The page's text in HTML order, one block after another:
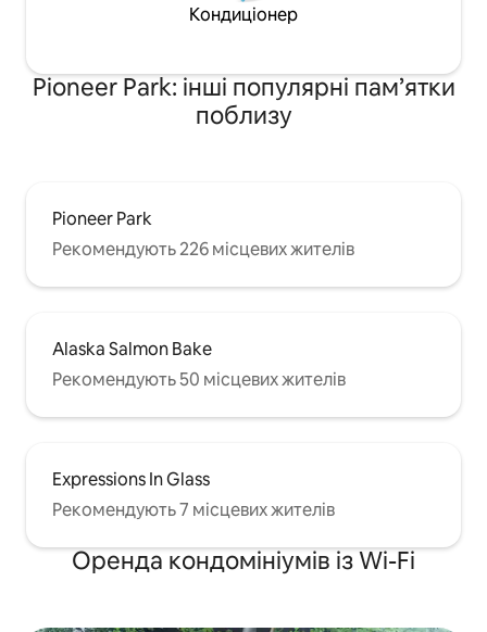
Кондиціонер
Pioneer Park: інші популярні пам’ятки
поблизу
Pioneer Park
Рекомендують 226 місцевих жителів
Alaska Salmon Bake
Рекомендують 50 місцевих жителів
Expressions In Glass
Рекомендують 7 місцевих жителів
Оренда кондомініумів із Wi-Fi